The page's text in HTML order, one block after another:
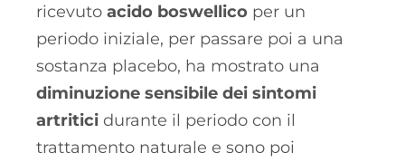
ricevuto acido boswellico per un
periodo iniziale, per passare poi a una
sostanza placebo, ha mostrato una
diminuzione sensibile dei sintomi
artritici durante il periodo con il
trattamento naturale e sono poi